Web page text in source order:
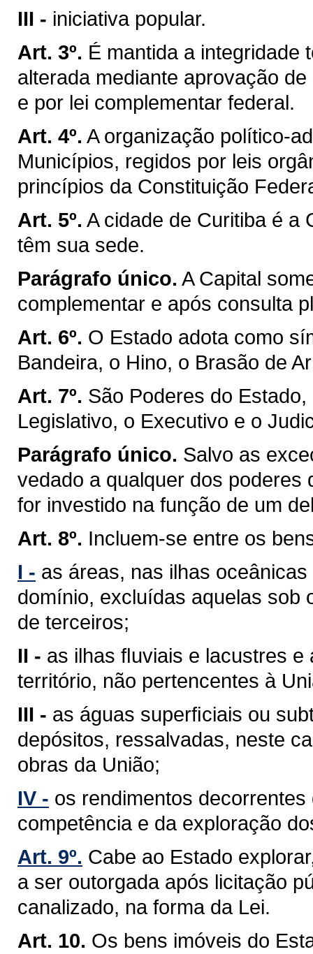
III - iniciativa popular.
Art. 3º. É mantida a integridade
alterada mediante aprovação
e por lei complementar federal.
Art. 4º. A organização político-
Municípios, regidos por leis
princípios da Constituição
Art. 5º. A cidade de Curitiba é a
têm sua sede.
Parágrafo único. A Capital
complementar e após consulta
Art. 6º. O Estado adota como
Bandeira, o Hino, o Brasão de
Art. 7º. São Poderes do
Legislativo, o Executivo e o
Parágrafo único. Salvo as
vedado a qualquer dos poderes
for investido na função de um
Art. 8º. Incluem-se entre os
I - as áreas, nas ilhas
domínio, excluídas aquelas sob
de terceiros;
II - as ilhas ﬂuviais e lacustres
território, não pertencentes à
III - as águas superﬁciais ou
depósitos, ressalvadas, neste
obras da União;
IV - os rendimentos
competência e da exploração
Art. 9º. Cabe ao Estado
a ser outorgada após licitação
canalizado, na forma da Lei.
Art. 10. Os bens imóveis do